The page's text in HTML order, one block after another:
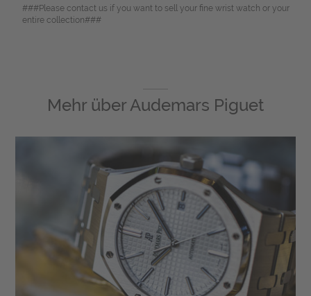
###Please contact us if you want to sell your fine wrist watch or your
entire collection###
Mehr überAudemars Piguet